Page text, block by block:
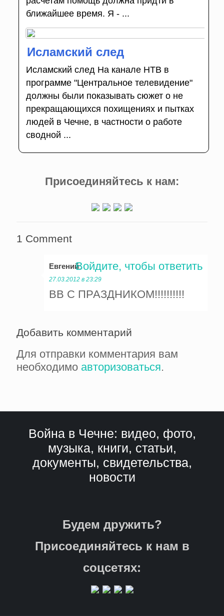
ближайшее время. Я - ...
Исламский след
Исламский след На канале НТВ в
программе "Центральное телевидение"
должны были показывать сюжет о не
прекращающихся похищениях и пытках
людей в Чечне, в частности о работе
сводной ...
Присоединяйтесь к нам:
1 Comment
Евгений:
27.03.2012 в 23:29
ВВ С ПРАЗДНИКОМ!!!!!!!!!!
Войдите, чтобы ответить
Добавить комментарий
Для отправки комментария вам
необходимо авторизоваться.
Война в Чечне: видео, фото,
музыка, книги, статьи,
документы, свидетельства,
новости
Будем дружить?
Присоединяйтесь к нам в
соцсетях: